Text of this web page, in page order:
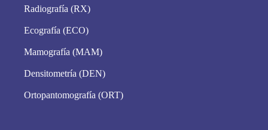
Radiografía (RX)
Ecografía (ECO)
Mamografía (MAM)
Densitometría (DEN)
Ortopantomografía (ORT)